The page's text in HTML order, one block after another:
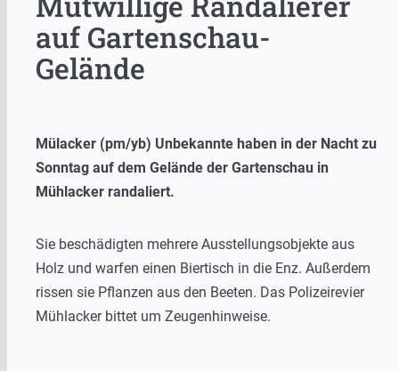
auf Gartenschau-
Gelände
Mülacker (pm/yb) Unbekannte haben in der Nacht zu
Sonntag auf dem Gelände der Gartenschau in
Mühlacker randaliert.
Sie beschädigten mehrere Ausstellungsobjekte aus
Holz und warfen einen Biertisch in die Enz. Außerdem
rissen sie Pflanzen aus den Beeten. Das Polizeirevier
Mühlacker bittet um Zeugenhinweise.